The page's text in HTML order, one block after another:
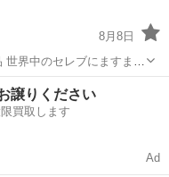
8月8日
界中のセレブにますます
な宝飾ペンダントに。
ラと眩く連なる光の輪か
譲りください
買取します
Ad